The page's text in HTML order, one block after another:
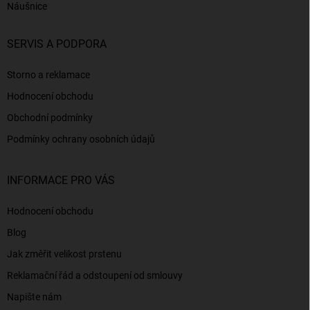
Náušnice
SERVIS A PODPORA
Storno a reklamace
Hodnocení obchodu
Obchodní podmínky
Podmínky ochrany osobních údajů
INFORMACE PRO VÁS
Hodnocení obchodu
Blog
Jak změřit velikost prstenu
Reklamační řád a odstoupení od smlouvy
Napište nám